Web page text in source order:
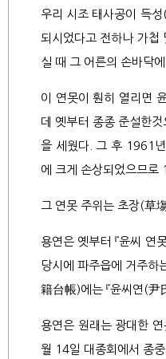
한결
2세
3세
4세
6세
6세
6세
7세
우리 시조 태사공이 득
되시었다고 전하나 가첩
실 때 그 어른의 손바닥
이 연못이 훤히 열리면
데 옛부터 종종 준설한
을 세웠다. 그 후 1961
에 크게 손상되었으므로
그 연못 주위는 초장(草
용연은 옛부터 『윤씨 연
당시에 파주읍에 거주하
籍台帳)에는 『윤씨연(尹
용연은 원래는 광대한
월 14일 대종회에서 종